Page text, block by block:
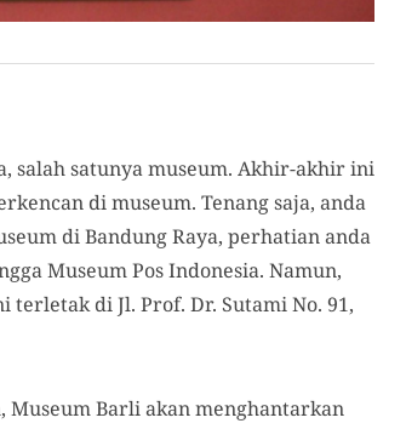
salah satunya museum. Akhir-akhir ini
di museum. Tenang saja, anda
di Bandung Raya, perhatian anda
Museum Pos Indonesia. Namun,
di Jl. Prof. Dr. Sutami No. 91,
Museum Barli akan menghantarkan